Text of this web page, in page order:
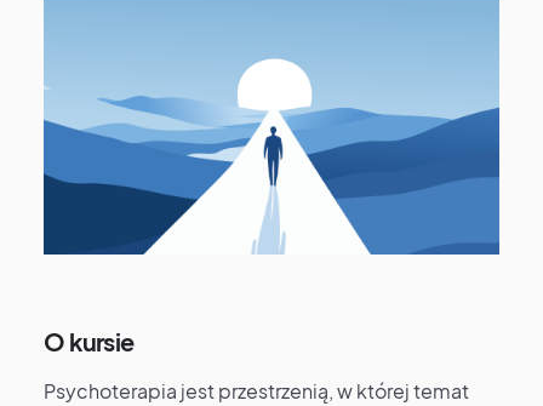
O kursie
Psychoterapia jest przestrzenią, w której temat